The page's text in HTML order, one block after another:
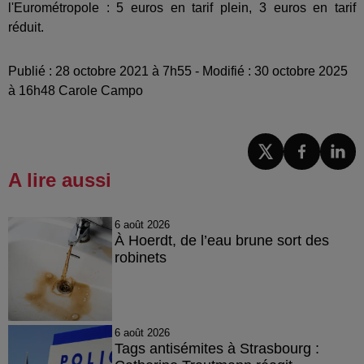
l'Eurométropole : 5 euros en tarif plein, 3 euros en tarif
réduit.
Publié : 28 octobre 2021 à 7h55 - Modifié : 30 octobre 2025
à 16h48 Carole Campo
A lire aussi
6 août 2026
À Hoerdt, de l’eau brune sort des
robinets
6 août 2026
Tags antisémites à Strasbourg :